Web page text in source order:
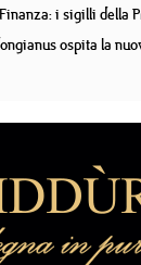
i sigilli della
ospita la